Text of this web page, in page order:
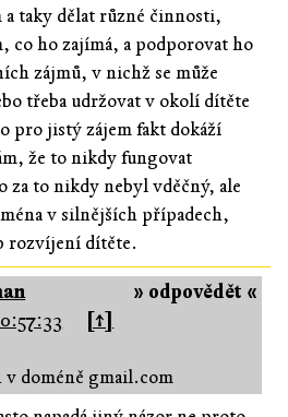
taky dělat různé činnosti,
co ho zajímá, a podporovat ho
zájmů, v nichž se může
třeba udržovat v okolí dítěte
pro jistý zájem fakt dokáží
že to nikdy fungovat
za to nikdy nebyl vděčný, ale
v silnějších případech,
rozvíjení dítěte.
» odpovědět «
[↑]
doméně gmail.com